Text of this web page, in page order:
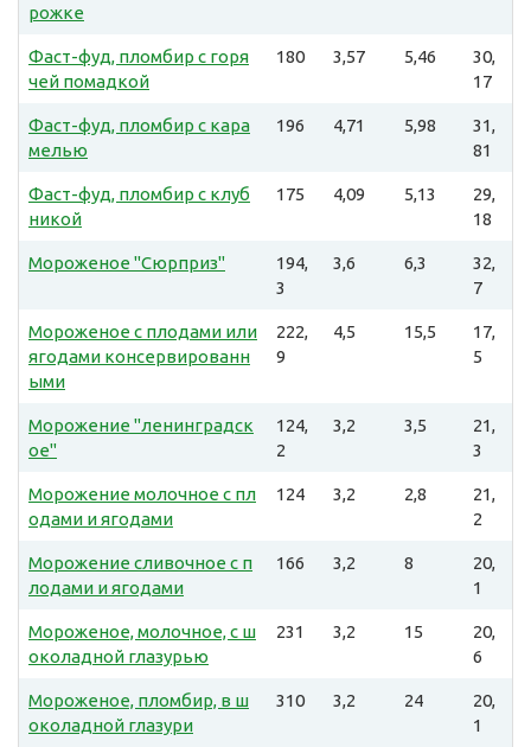
рожке
Фаст-фуд, пломбир с горя
чей помадкой
180 3,57 5,46
30,
17
Фаст-фуд, пломбир с кара
мелью
196 4,71 5,98
31,
81
Фаст-фуд, пломбир с клуб
никой
175 4,09 5,13
29,
18
Мороженое "Сюрприз"
194,
3
3,6 6,3
32,
7
Мороженое с плодами или
ягодами консервированн
ыми
222,
9
4,5 15,5
17,
5
Морожение "ленинградск
ое"
124,
2
3,2 3,5
21,
3
Морожение молочное с пл
одами и ягодами
124 3,2 2,8
21,
2
Морожение сливочное с п
лодами и ягодами
166 3,2 8
20,
1
Мороженое, молочное, с ш
околадной глазурью
231 3,2 15
20,
6
Мороженое, пломбир, в ш
околадной глазури
310 3,2 24
20,
1